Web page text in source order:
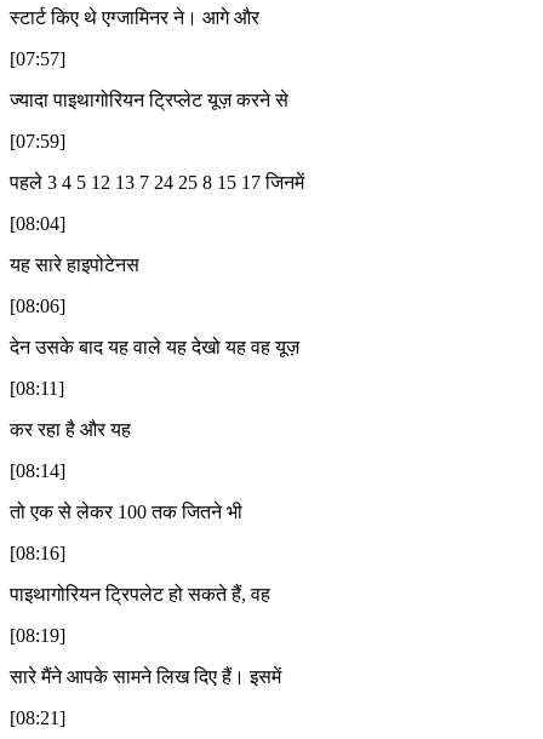
स्टार्ट किए थे एग्जामिनर ने। आगे और
[07:57]
ज्यादा पाइथागोरियन ट्रिप्लेट यूज़ करने से
[07:59]
पहले 3 4 5 12 13 7 24 25 8 15 17 जिनमें
[08:04]
यह सारे हाइपोटेनस
[08:06]
देन उसके बाद यह वाले यह देखो यह वह यूज़
[08:11]
कर रहा है और यह
[08:14]
तो एक से लेकर 100 तक जितने भी
[08:16]
पाइथागोरियन ट्रिपलेट हो सकते हैं, वह
[08:19]
सारे मैंने आपके सामने लिख दिए हैं। इसमें
[08:21]